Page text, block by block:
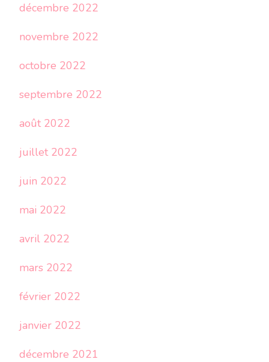
décembre 2022
novembre 2022
octobre 2022
septembre 2022
août 2022
juillet 2022
juin 2022
mai 2022
avril 2022
mars 2022
février 2022
janvier 2022
décembre 2021